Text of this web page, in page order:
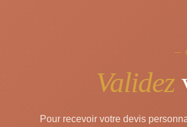
—
Validez
Pour recevoir votre devis